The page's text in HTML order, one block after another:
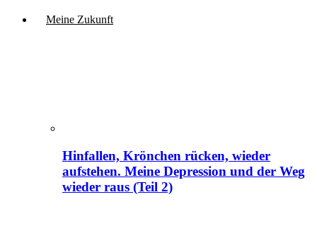
Meine Zukunft
Hinfallen, Krönchen rücken, wieder
aufstehen. Meine Depression und der Weg
wieder raus (Teil 2)